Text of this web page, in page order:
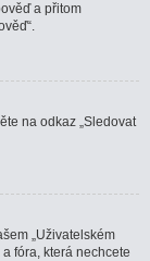
a přitom
na odkaz „Sledovat
„Uživatelském
fóra, která nechcete